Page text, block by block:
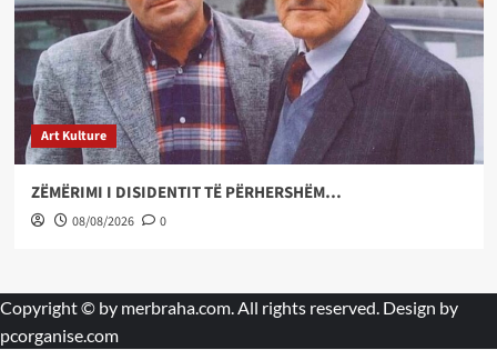
Art Kulture
ZËMËRIMI I DISIDENTIT TË PËRHERSHËM…
08/08/2026 0
Copyright © by merbraha.com. All rights reserved. Design by
pcorganise.com